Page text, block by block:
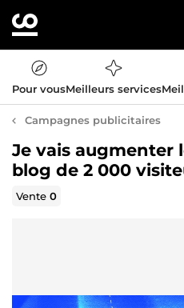
Pour vousMeilleurs services
Campagnes publicitaires
Je vais augmenter
blog de 2 000
Vente0